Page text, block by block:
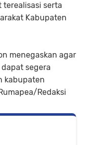
serta
Kabupaten
menegaskan agar
segera
kabupaten
Redaksi